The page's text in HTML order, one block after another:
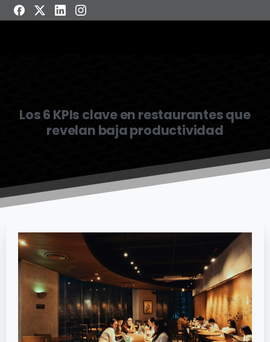
Los 6 KPIs clave en restaurantes que
revelan baja productividad